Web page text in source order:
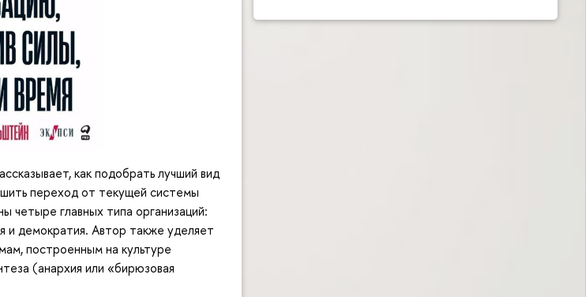
как подобрать лучший вид
переход от текущей системы
четыре главных типа организаций:
и демократия. Автор также уделяет
построенным на культуре
(анархия или «бирюзовая